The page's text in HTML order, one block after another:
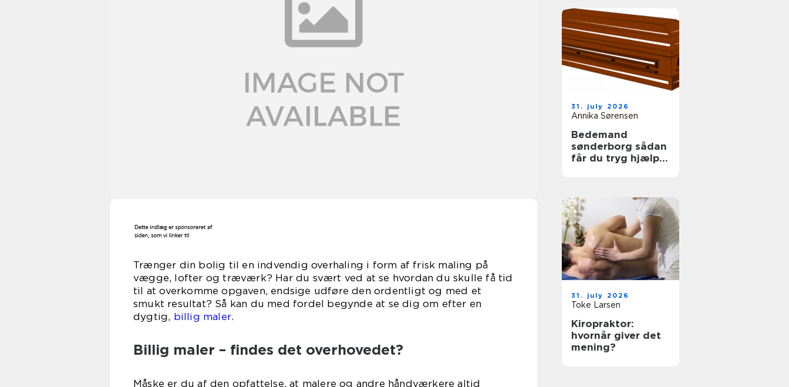
Trænger din bolig til en indvendig overhaling i form af frisk maling på
vægge, lofter og træværk? Har du svært ved at se hvordan du skulle få tid
til at overkomme opgaven, endsige udføre den ordentligt og med et
smukt resultat? Så kan du med fordel begynde at se dig om efter en
dygtig, billig maler.
Billig maler – findes det overhovedet?
Måske er du af den opfattelse, at malere og andre håndværkere altid
31. july 2026
Annika Sørensen
Bedemand
sønderborg sådan
får du tryg hjælp i
31. july 2026
Toke Larsen
Kiropraktor:
hvornår giver det
mening?